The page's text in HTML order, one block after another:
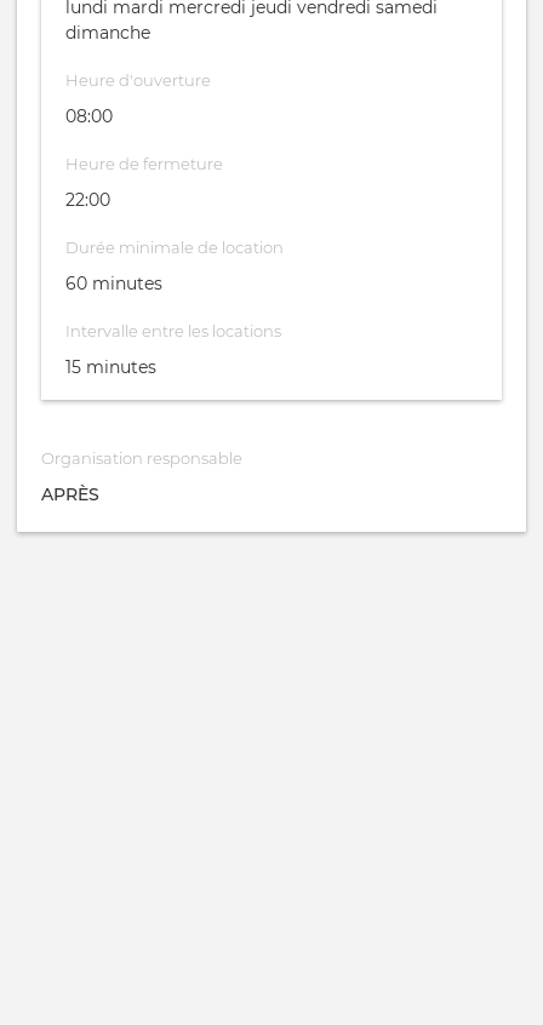
lundi mardi mercredi jeudi vendredi samedi
dimanche
Heure d'ouverture
08:00
Heure de fermeture
22:00
Durée minimale de location
60 minutes
Intervalle entre les locations
15 minutes
Organisation responsable
APRÈS